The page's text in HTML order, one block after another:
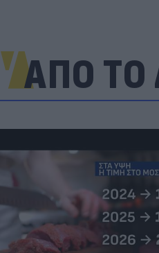
ΑΠΟ ΤΟ